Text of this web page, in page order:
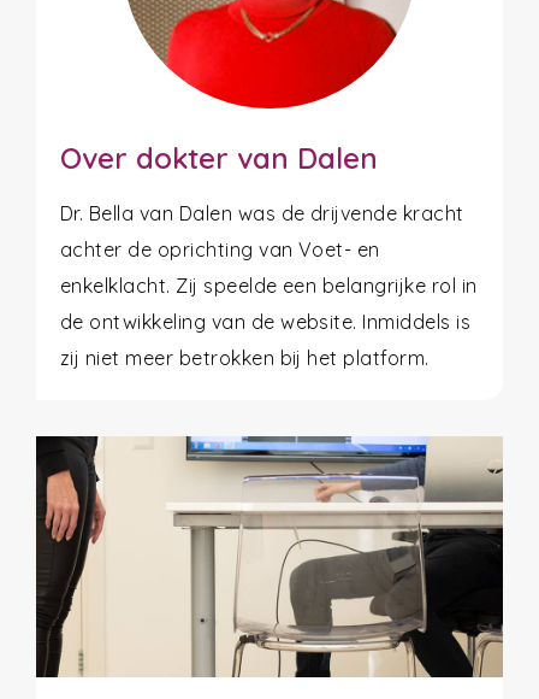
Over dokter van Dalen
Dr. Bella van Dalen was de drijvende kracht
achter de oprichting van Voet- en
enkelklacht. Zij speelde een belangrijke rol in
de ontwikkeling van de website. Inmiddels is
zij niet meer betrokken bij het platform.